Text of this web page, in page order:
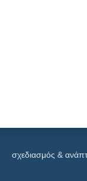
σχεδιασμός &